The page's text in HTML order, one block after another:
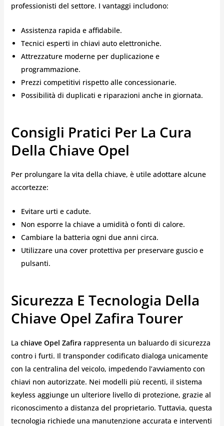
professionisti del settore. I vantaggi includono:
Assistenza rapida e affidabile.
Tecnici esperti in chiavi auto elettroniche.
Attrezzature moderne per duplicazione e
programmazione.
Prezzi competitivi rispetto alle concessionarie.
Possibilità di duplicati e riparazioni anche in giornata.
Consigli Pratici Per La Cura
Della Chiave Opel
Per prolungare la vita della chiave, è utile adottare alcune
accortezze:
Evitare urti e cadute.
Non esporre la chiave a umidità o fonti di calore.
Cambiare la batteria ogni due anni circa.
Utilizzare una cover protettiva per preservare guscio e
pulsanti.
Sicurezza E Tecnologia Della
Chiave Opel Zafira Tourer
La chiave Opel Zafira rappresenta un baluardo di sicurezza
contro i furti. Il transponder codificato dialoga unicamente
con la centralina del veicolo, impedendo l’avviamento con
chiavi non autorizzate. Nei modelli più recenti, il sistema
keyless aggiunge un ulteriore livello di protezione, grazie al
riconoscimento a distanza del proprietario. Tuttavia, questa
tecnologia richiede una manutenzione accurata e interventi